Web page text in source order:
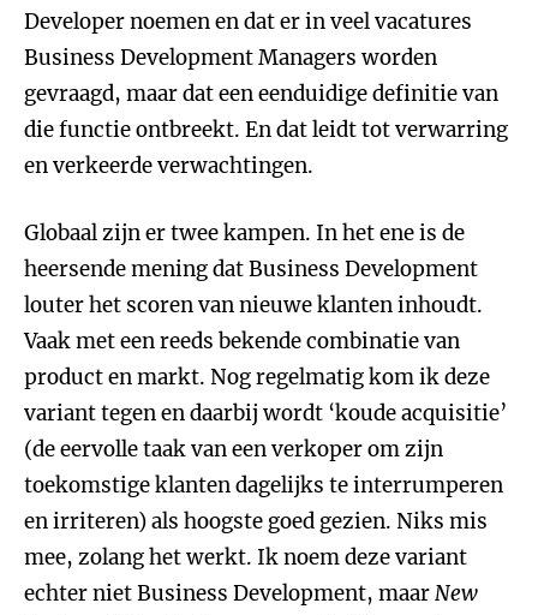
Developer noemen en dat er in veel vacatures
Business Development Managers worden
gevraagd, maar dat een eenduidige definitie van
die functie ontbreekt. En dat leidt tot verwarring
en verkeerde verwachtingen.
Globaal zijn er twee kampen. In het ene is de
heersende mening dat Business Development
louter het scoren van nieuwe klanten inhoudt.
Vaak met een reeds bekende combinatie van
product en markt. Nog regelmatig kom ik deze
variant tegen en daarbij wordt ‘koude acquisitie’
(de eervolle taak van een verkoper om zijn
toekomstige klanten dagelijks te interrumperen
en irriteren) als hoogste goed gezien. Niks mis
mee, zolang het werkt. Ik noem deze variant
echter niet Business Development, maarNew